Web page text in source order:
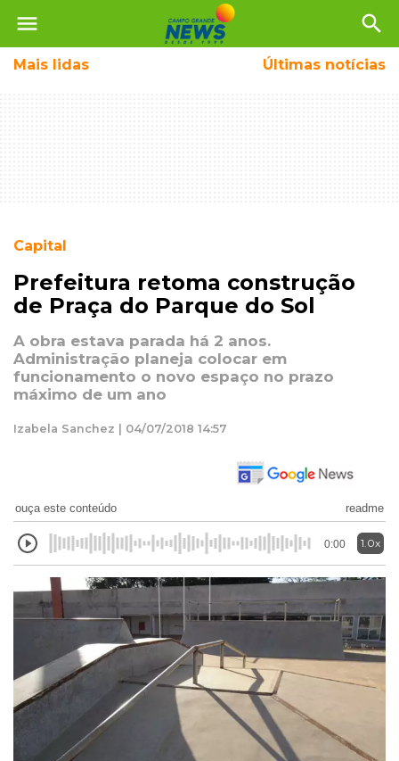
menu search
Mais lidas Últimas notícias
Capital
Prefeitura retoma construção
de Praça do Parque do Sol
A obra estava parada há 2 anos.
Administração planeja colocar em
funcionamento o novo espaço no prazo
máximo de um ano
Izabela Sanchez | 04/07/2018 14:57
ouça este conteúdo readme
0:00 1.0x